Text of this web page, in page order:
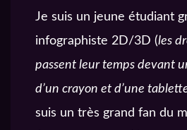
Je suis un jeune étudiant
infographiste 2D/3D (les
passent leur temps devant
d’un crayon et d’une
suis un très grand fan du